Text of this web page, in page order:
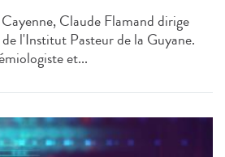
Cayenne, Claude Flamand dirige
l'Institut Pasteur de la Guyane.
et...